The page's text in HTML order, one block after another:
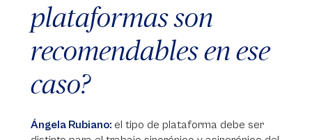
plataformas son
recomendables en ese
caso?
Ángela Rubiano: el tipo de plataforma debe ser